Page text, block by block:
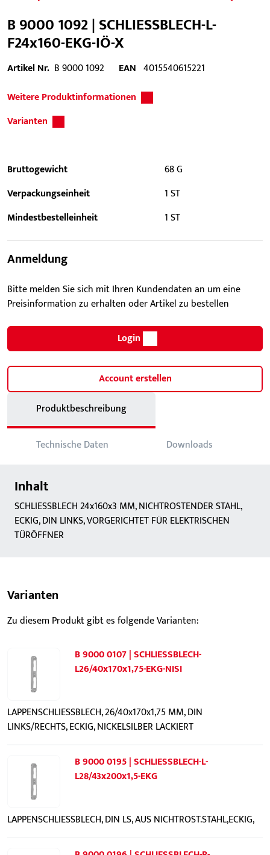
B 9000 1092 | SCHLIESSBLECH-L-
F24x160-EKG-IÖ-X
Artikel Nr. B 9000 1092 EAN 4015540615221
Weitere Produktinformationen
Varianten
Bruttogewicht
68 G
Verpackungseinheit
1 ST
Mindestbestelleinheit
1 ST
Anmeldung
Bitte melden Sie sich mit Ihren Kundendaten an um eine
Preisinformation zu erhalten oder Artikel zu bestellen
Login
Account erstellen
Produktbeschreibung
Technische Daten Downloads
Inhalt
SCHLIESSBLECH 24x160x3 MM, NICHTROSTENDER STAHL,
ECKIG, DIN LINKS, VORGERICHTET FÜR ELEKTRISCHEN
TÜRÖFFNER
Varianten
Zu diesem Produkt gibt es folgende Varianten:
B 9000 0107 | SCHLIESSBLECH-
L26/40x170x1,75-EKG-NISI
LAPPENSCHLIESSBLECH, 26/40x170x1,75 MM, DIN
LINKS/RECHTS, ECKIG, NICKELSILBER LACKIERT
B 9000 0195 | SCHLIESSBLECH-L-
L28/43x200x1,5-EKG
LAPPENSCHLIESSBLECH, DIN LS, AUS NICHTROST.STAHL,ECKIG,